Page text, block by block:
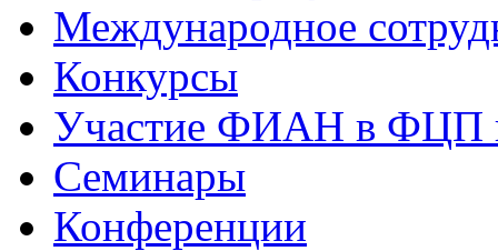
Международное
Конкурсы
Участие ФИАН в ФЦП
Семинары
Конференции